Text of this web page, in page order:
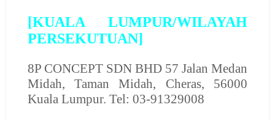
[KUALA LUMPUR/WILAYAH
PERSEKUTUAN]
8P CONCEPT SDN BHD 57 Jalan Medan
Midah, Taman Midah, Cheras, 56000
Kuala Lumpur. Tel: 03-91329008